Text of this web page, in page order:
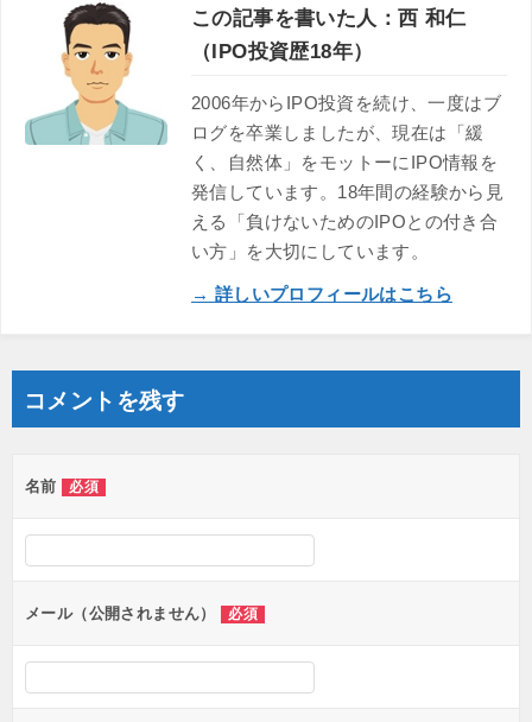
この記事を書いた人：西 和仁
（IPO投資歴18年）
2006年からIPO投資を続け、一度はブ
ログを卒業しましたが、現在は「緩
く、自然体」をモットーにIPO情報を
発信しています。18年間の経験から見
える「負けないためのIPOとの付き合
い方」を大切にしています。
→ 詳しいプロフィールはこちら
コメントを残す
名前 必須
メール（公開されません） 必須